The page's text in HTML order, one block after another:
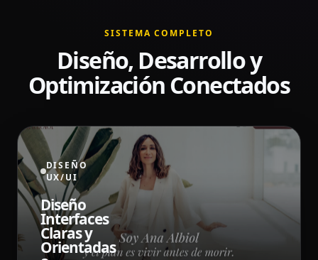
SISTEMA COMPLETO
Diseño, Desarrollo y
Optimización Conectados
DISEÑO
UX/UI
Diseño
Interfaces
Claras y
Orientadas